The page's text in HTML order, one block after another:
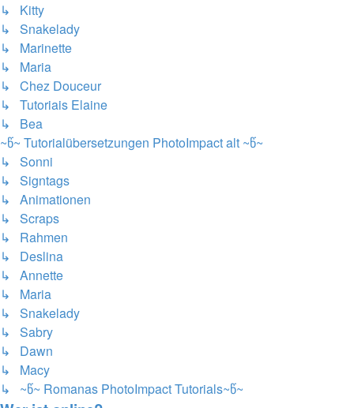
↳ Kitty
↳ Snakelady
↳ Marinette
↳ Maria
↳ Chez Douceur
↳ Tutoriais Elaine
↳ Bea
~წ~ Tutorialübersetzungen PhotoImpact alt ~წ~
↳ Sonni
↳ Signtags
↳ Animationen
↳ Scraps
↳ Rahmen
↳ Deslina
↳ Annette
↳ Maria
↳ Snakelady
↳ Sabry
↳ Dawn
↳ Macy
↳ ~წ~ Romanas PhotoImpact Tutorials~წ~